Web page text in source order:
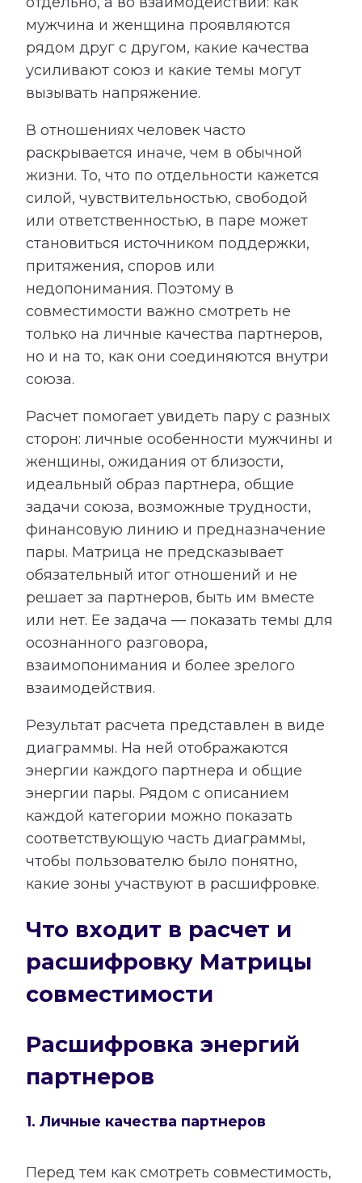
мужчина и женщина проявляются
рядом друг с другом, какие качества
усиливают союз и какие темы могут
вызывать напряжение.
В отношениях человек часто
раскрывается иначе, чем в обычной
жизни. То, что по отдельности кажется
силой, чувствительностью, свободой
или ответственностью, в паре может
становиться источником поддержки,
притяжения, споров или
недопонимания. Поэтому в
совместимости важно смотреть не
только на личные качества партнеров,
но и на то, как они соединяются внутри
союза.
Расчет помогает увидеть пару с разных
сторон: личные особенности мужчины и
женщины, ожидания от близости,
идеальный образ партнера, общие
задачи союза, возможные трудности,
финансовую линию и предназначение
пары. Матрица не предсказывает
обязательный итог отношений и не
решает за партнеров, быть им вместе
или нет. Ее задача — показать темы для
осознанного разговора,
взаимопонимания и более зрелого
взаимодействия.
Результат расчета представлен в виде
диаграммы. На ней отображаются
энергии каждого партнера и общие
энергии пары. Рядом с описанием
каждой категории можно показать
соответствующую часть диаграммы,
чтобы пользователю было понятно,
какие зоны участвуют в расшифровке.
Что входит в расчет и
расшифровку Матрицы
совместимости
Расшифровка энергий
партнеров
1. Личные качества партнеров
Перед тем как смотреть совместимость,